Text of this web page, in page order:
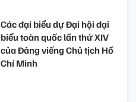
Các đại biểu dự Đại hội đại
biểu toàn quốc lần thứ XIV
của Đảng viếng Chủ tịch Hồ
Chí Minh